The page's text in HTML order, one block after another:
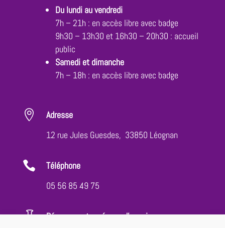
Du lundi au vendredi
7h – 21h : en accès libre avec badge
9h30 – 13h30 et 16h30 – 20h30 : accueil
public
Samedi et dimanche
7h – 18h : en accès libre avec badge

Adresse
12 rue Jules Guesdes, 33850 Léognan

Téléphone
05 56 85 49 75
 Réservez votre séance d'essai